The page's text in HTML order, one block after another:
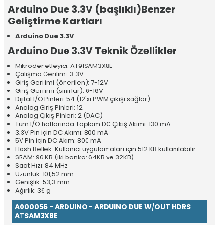
Arduino Due 3.3V (başlıklı)Benzer
Geliştirme Kartları
Arduino Due 3.3V
Arduino Due 3.3V Teknik Özellikler
Mikrodenetleyici: AT91SAM3X8E
Çalışma Gerilimi: 3.3V
Giriş Gerilimi (önerilen): 7-12V
Giriş Gerilimi (sınırlar): 6-16V
Dijital I/O Pinleri: 54 (12'si PWM çıkışı sağlar)
Analog Giriş Pinleri: 12
Analog Çıkış Pinleri: 2 (DAC)
Tüm I/O hatlarında Toplam DC Çıkış Akımı: 130 mA
3,3V Pin için DC Akımı: 800 mA
5V Pin için DC Akım: 800 mA
Flash Bellek: Kullanıcı uygulamaları için 512 KB kullanılabilir
SRAM: 96 KB (iki banka: 64KB ve 32KB)
Saat Hızı: 84 MHz
Uzunluk: 101,52 mm
Genişlik: 53,3 mm
Ağırlık: 36 g
A000056 - ARDUINO - ARDUINO DUE W/OUT HDRS
ATSAM3X8E